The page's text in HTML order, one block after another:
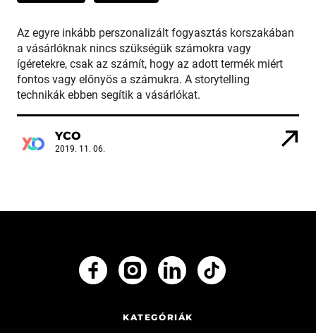
Az egyre inkább perszonalizált fogyasztás korszakában
a vásárlóknak nincs szükségük számokra vagy
ígéretekre, csak az számít, hogy az adott termék miért
fontos vagy előnyös a számukra. A storytelling
technikák ebben segítik a vásárlókat.
YCO
2019. 11. 06.
KATEGÓRIÁK